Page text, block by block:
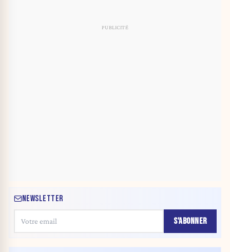
NEWSLETTER
S'ABONNER